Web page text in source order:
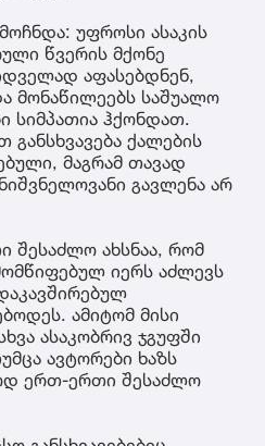
უფროსი ასაკის
წვერის მქონე
აფასებდნენ,
მონაწილეებს საშუალო
სიმპათია ჰქონდათ.
განსხვავება ქალების
მაგრამ თავად
გავლენა არ
შესაძლო ახსნაა, რომ
იერს აძლევს
ამიტომ მისი
ასაკობრივ ჯგუფში
ავტორები ხაზს
ერთ-ერთი შესაძლო